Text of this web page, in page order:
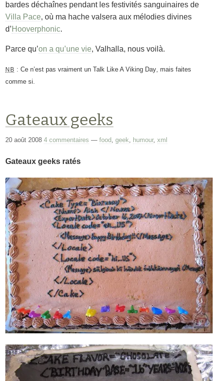
bardes déchaînes pendant les festivités sanguinaires de
Villa Pace, où ma hache valsera aux mélodies divines
d’Hooverphonic.
Parce qu’on a qu’une vie, Valhalla, nous voilà.
NB : Ce n’est pas vraiment un Talk Like A Viking Day, mais faites
comme si.
Gateaux geeks
20 août 20084 commentaires —food ,geek humour,xml
Gateaux geeks ratés